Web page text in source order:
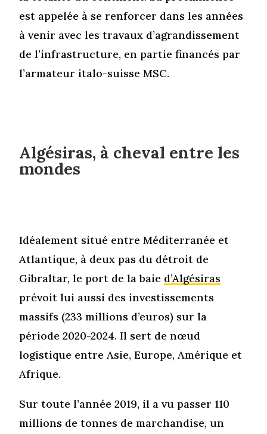
est appelée à se renforcer dans les années
à venir avec les travaux d’agrandissement
de l’infrastructure, en partie financés par
l’armateur italo-suisse MSC.
Algésiras, à cheval entre les
mondes
Idéalement situé entre Méditerranée et
Atlantique, à deux pas du détroit de
Gibraltar, le port de la baie d’Algésiras
prévoit lui aussi des investissements
massifs (233 millions d’euros) sur la
période 2020-2024. Il sert de nœud
logistique entre Asie, Europe, Amérique et
Afrique.
Sur toute l’année 2019, il a vu passer 110
millions de tonnes de marchandise, un